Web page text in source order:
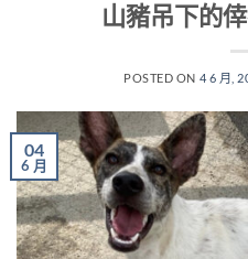
山豬吊下的
POSTED ON 4 6 月,
04
6 月